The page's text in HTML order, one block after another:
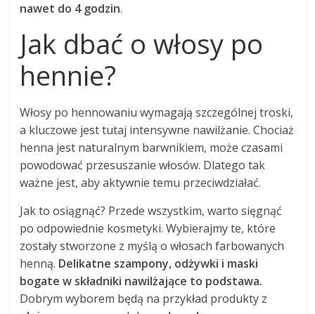
nawet do 4 godzin.
Jak dbać o włosy po
hennie?
Włosy po hennowaniu wymagają szczególnej troski,
a kluczowe jest tutaj intensywne nawilżanie. Chociaż
henna jest naturalnym barwnikiem, może czasami
powodować przesuszanie włosów. Dlatego tak
ważne jest, aby aktywnie temu przeciwdziałać.
Jak to osiągnąć? Przede wszystkim, warto sięgnąć
po odpowiednie kosmetyki. Wybierajmy te, które
zostały stworzone z myślą o włosach farbowanych
henną. Delikatne szampony, odżywki i maski
bogate w składniki nawilżające to podstawa.
Dobrym wyborem będą na przykład produkty z